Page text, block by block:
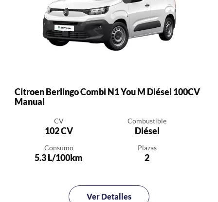
Citroen Berlingo Combi N1 You M Diésel 100CV
Manual
CV
102 CV
Combustible
Diésel
Consumo
5.3 L/100km
Plazas
2
Ver Detalles